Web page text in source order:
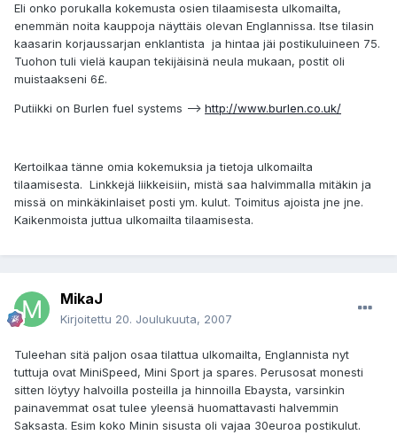
Eli onko porukalla kokemusta osien tilaamisesta ulkomailta,
enemmän noita kauppoja näyttäis olevan Englannissa. Itse tilasin
kaasarin korjaussarjan enklantista ja hintaa jäi postikuluineen 75.
Tuohon tuli vielä kaupan tekijäisinä neula mukaan, postit oli
muistaakseni 6£.
Putiikki on Burlen fuel systems --> http://www.burlen.co.uk/
Kertoilkaa tänne omia kokemuksia ja tietoja ulkomailta
tilaamisesta. Linkkejä liikkeisiin, mistä saa halvimmalla mitäkin ja
missä on minkäkinlaiset posti ym. kulut. Toimitus ajoista jne jne.
Kaikenmoista juttua ulkomailta tilaamisesta.
MikaJ
Kirjoitettu 20. Joulukuuta, 2007
Tuleehan sitä paljon osaa tilattua ulkomailta, Englannista nyt
tuttuja ovat MiniSpeed, Mini Sport ja spares. Perusosat monesti
sitten löytyy halvoilla posteilla ja hinnoilla Ebaysta, varsinkin
painavemmat osat tulee yleensä huomattavasti halvemmin
Saksasta. Esim koko Minin sisusta oli vajaa 30euroa postikulut.